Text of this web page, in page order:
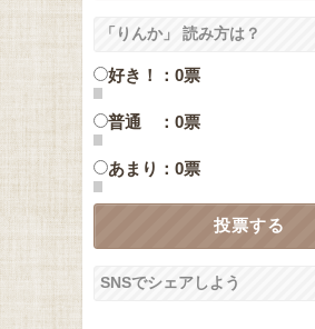
「りんか」 読み方は？
好き！：0票
普通 ：0票
あまり：0票
SNSでシェアしよう